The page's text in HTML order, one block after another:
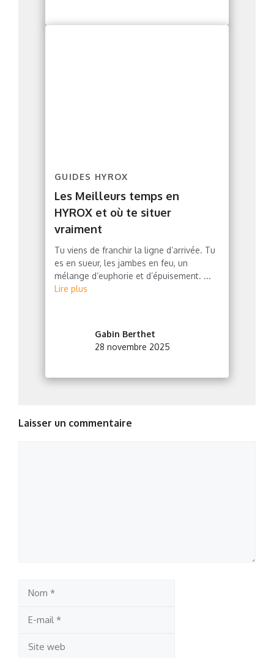
GUIDES HYROX
Les Meilleurs temps en
HYROX et où te situer
vraiment
Tu viens de franchir la ligne d’arrivée. Tu
es en sueur, les jambes en feu, un
mélange d’euphorie et d’épuisement. ...
Lire plus
Gabin Berthet
28 novembre 2025
Laisser un commentaire